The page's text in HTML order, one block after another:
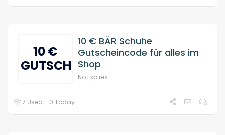
10 €
GUTSCHEIN
10 € BÄR Schuhe
Gutscheincode für alles im
Shop
No Expires
7 Used - 0 Today